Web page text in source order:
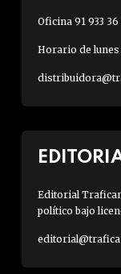
Oficina 91 933 36
Horario de lunes
Editorial
político bajo